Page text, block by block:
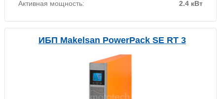
Активная мощность:
2.4 кВт
ИБП Makelsan PowerPack SE RT 3